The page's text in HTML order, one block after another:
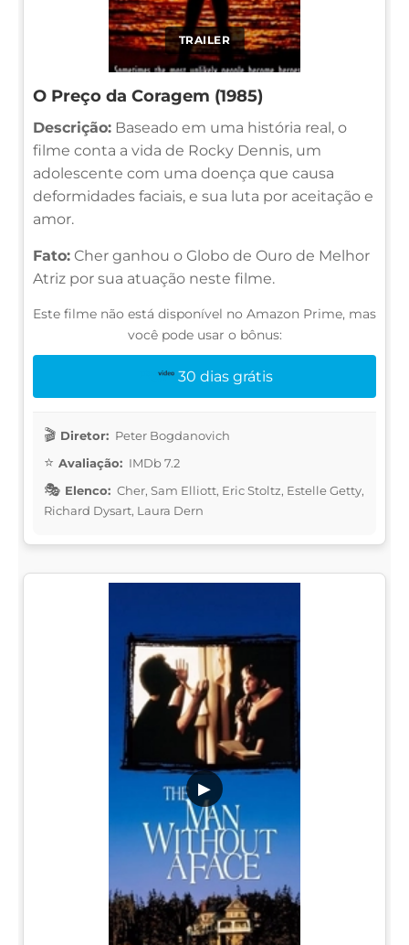
TRAILER
O Preço da Coragem (1985)
Descrição: Baseado em uma história real, o
filme conta a vida de Rocky Dennis, um
adolescente com uma doença que causa
deformidades faciais, e sua luta por aceitação e
amor.
Fato: Cher ganhou o Globo de Ouro de Melhor
Atriz por sua atuação neste filme.
Este filme não está disponível no Amazon Prime, mas
você pode usar o bônus:
30 dias grátis
Diretor: Peter Bogdanovich
Avaliação: IMDb 7.2
Elenco: Cher, Sam Elliott, Eric Stoltz, Estelle Getty,
Richard Dysart, Laura Dern
▶